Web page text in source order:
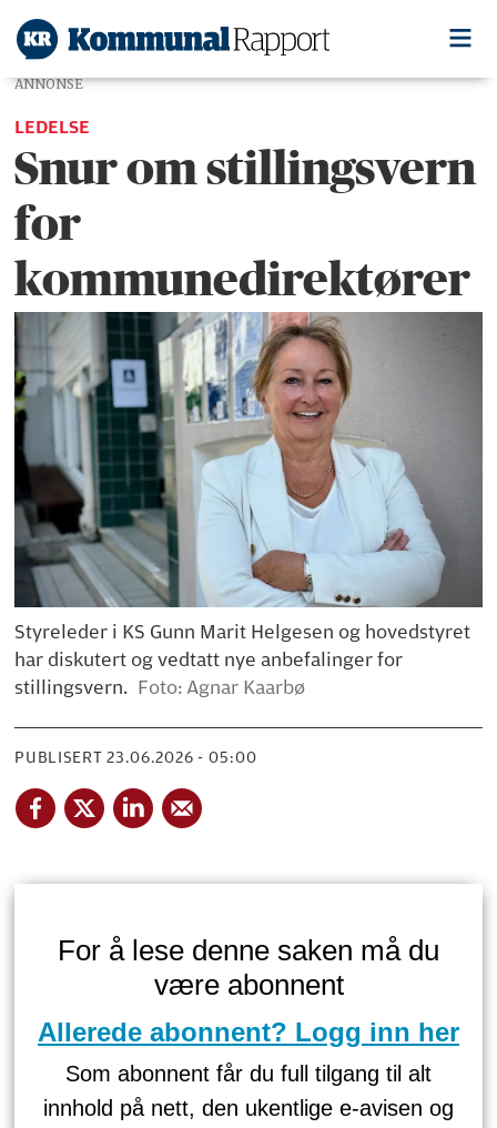
ANNONSE
LEDELSE
Snur om stillingsvern
for
kommunedirektører
Styreleder i KS Gunn Marit Helgesen og hovedstyret
har diskutert og vedtatt nye anbefalinger for
stillingsvern. Foto: Agnar Kaarbø
PUBLISERT 23.06.2026 - 05:00
For å lese denne saken må du
være abonnent
Allerede abonnent? Logg inn her
Som abonnent får du full tilgang til alt
innhold på nett, den ukentlige e-avisen og